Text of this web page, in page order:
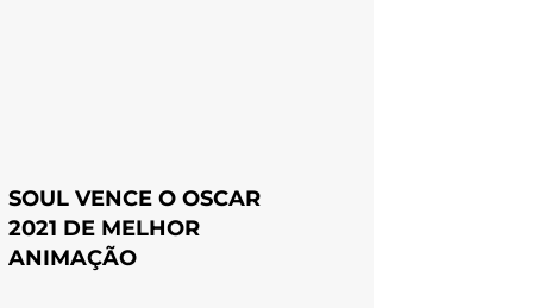
SOUL VENCE O OSCAR
2021 DE MELHOR
ANIMAÇÃO